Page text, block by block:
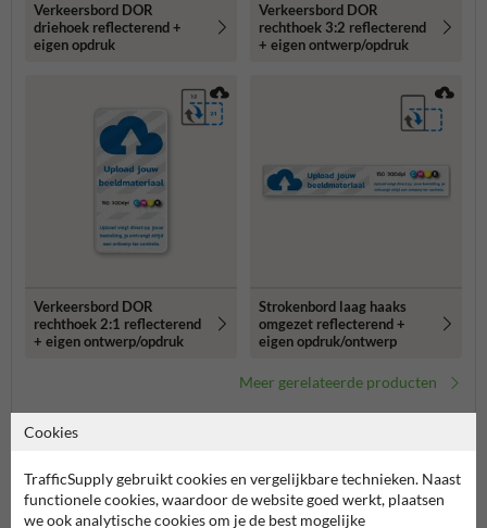
Verkeersbord DOR
driehoek reflecterend +
eigen opdruk
Verkeersbord DOR
rechthoek 3:2 reflecterend
+ eigen ontwerp/opdruk
Verkeersbord DOR
rechthoek 2:1 reflecterend
+ eigen ontwerp/opdruk
Strokenbord laag haaks
omgezet reflecterend +
eigen opdruk/ontwerp
Meer gerelateerde producten
Cookies
TrafficSupply gebruikt cookies en vergelijkbare technieken. Naast
functionele cookies, waardoor de website goed werkt, plaatsen
we ook analytische cookies om je de best mogelijke